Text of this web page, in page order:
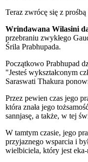
Teraz zwrócę się z
Wrindawana Wilasini
przebraniu zwykłego
Śrila Prabhupada.
Początkowo Prabhupad
"Jesteś wykształconym
Saraswati Thakura
Przez pewien czas jego
która znała jego
sannjasę, a także, w tej
W tamtym czasie, jego
przyjaznego wsparcia i
wielbiciela, który jest